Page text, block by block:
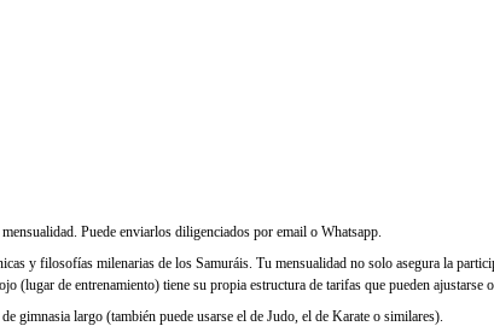
Puede enviarlos diligenciados por email o Whatsapp.
y filosofías milenarias de los Samuráis. Tu mensualidad no solo asegura la
(lugar de entrenamiento) tiene su propia estructura de tarifas que pueden
gimnasia largo (también puede usarse el de Judo, el de Karate o similares).